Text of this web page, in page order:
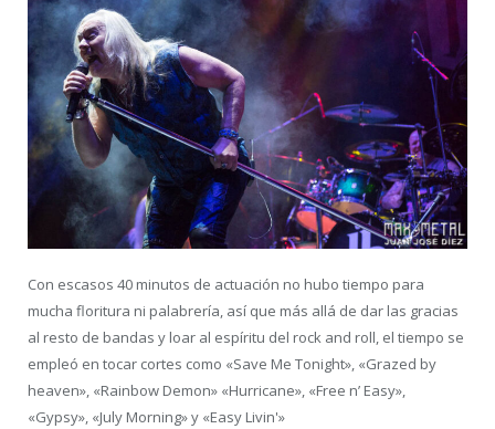
Con escasos 40 minutos de actuación no hubo tiempo para
mucha floritura ni palabrería, así que más allá de dar las gracias
al resto de bandas y loar al espíritu del rock and roll, el tiempo se
empleó en tocar cortes como «Save Me Tonight», «Grazed by
heaven», «Rainbow Demon» «Hurricane», «Free n’ Easy»,
«Gypsy», «July Morning» y «Easy Livin'»